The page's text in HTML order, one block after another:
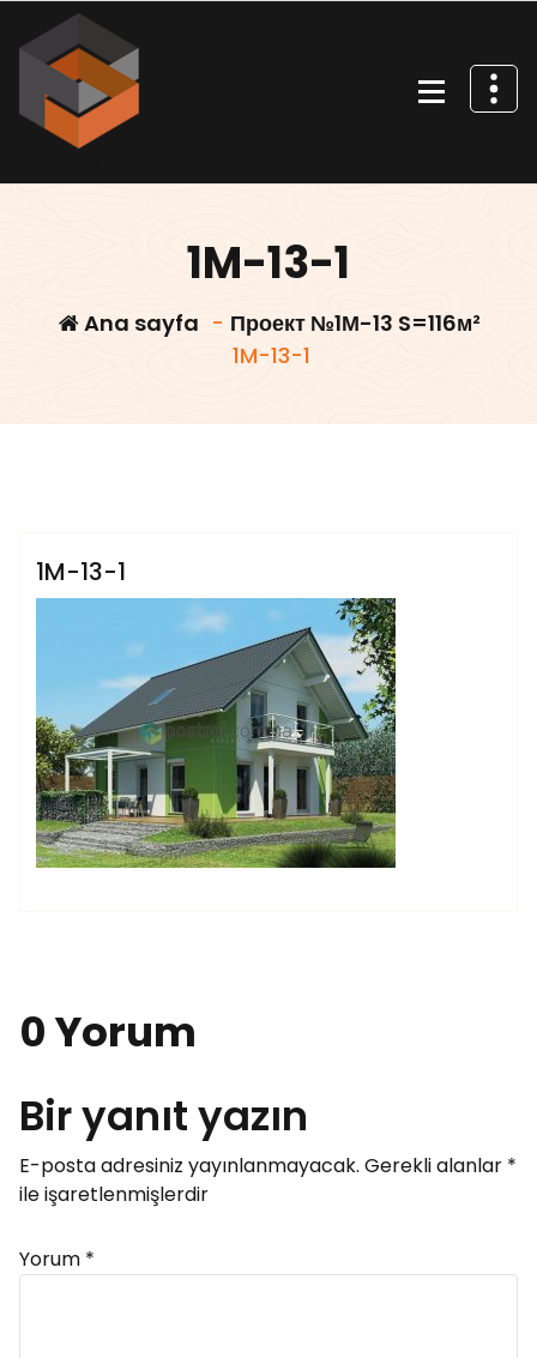
geç
1M-13-1
Ana sayfa - Проект №1М-13 S=116м²
1M-13-1
1M-13-1
0 Yorum
Bir yanıt yazın
E-posta adresiniz yayınlanmayacak. Gerekli alanlar *
ile işaretlenmişlerdir
Yorum *